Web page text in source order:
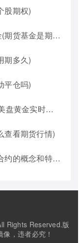
股期权)
是期货还是基金)
期多久)
平仓吗)
时行情怎么看)
查看期货行情)
的概念和特点)
Rights Reserved.版
，违者必究！